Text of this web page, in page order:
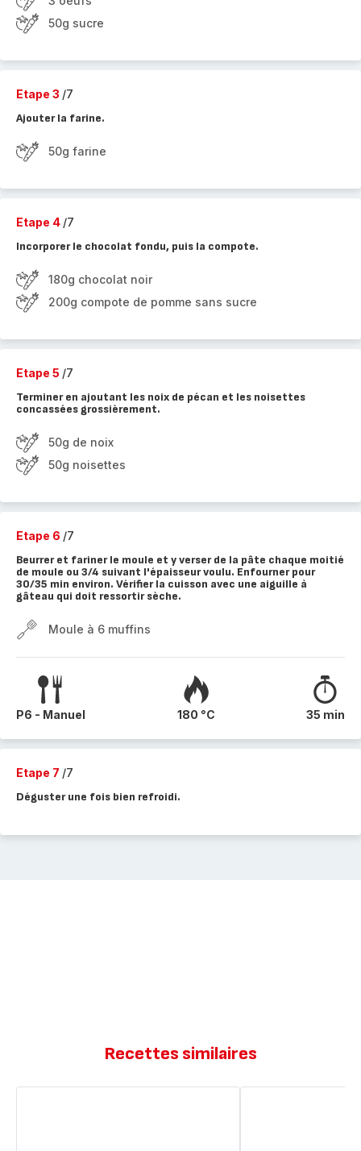
50g sucre
Etape 3 /7
Ajouter la farine.
50g farine
Etape 4 /7
Incorporer le chocolat fondu, puis la compote.
180g chocolat noir
200g compote de pomme sans sucre
Etape 5 /7
Terminer en ajoutant les noix de pécan et les noisettes
concassées grossièrement.
50g de noix
50g noisettes
Etape 6 /7
Beurrer et fariner le moule et y verser de la pâte chaque moitié
de moule ou 3/4 suivant l'épaisseur voulu. Enfourner pour
30/35 min environ. Vérifier la cuisson avec une aiguille à
gâteau qui doit ressortir sèche.
Moule à 6 muffins
P6 - Manuel 180 °C 35 min
Etape 7 /7
Déguster une fois bien refroidi.
Recettes similaires